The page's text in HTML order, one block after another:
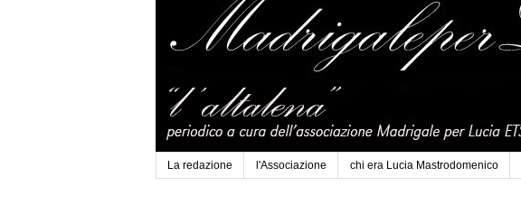
La redazione l'Associazione chi era Lucia Mastrodomenico